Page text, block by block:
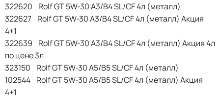
322620 Rolf GT 5W-30 A3/B4 SL/CF 4л (металл)
322627 Rolf GT 5W-30 A3/B4 SL/CF 4л (металл) Акция
4+1
322639 Rolf GT 5W-30 A3/B4 SL/CF 4л (металл) Акция 4л
по цене 3л
323150 Rolf GT 5W-30 A5/B5 SL/CF 4л (металл)
102544 Rolf GT 5W-30 A5/B5 SL/CF 4л (металл) Акция
4+1